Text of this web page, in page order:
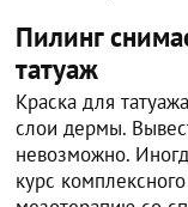
Пилинг
татуаж
Краска для
слои дермы.
невозможно.
курс